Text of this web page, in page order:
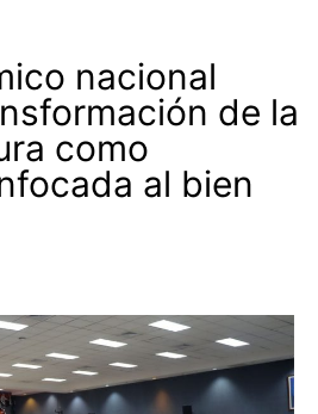
nacional
de la
como
al bien